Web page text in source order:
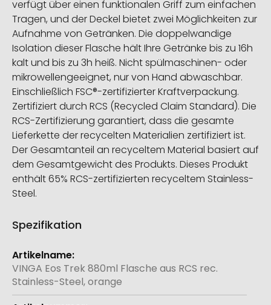
verfügt über einen funktionalen Griff zum einfachen
Tragen, und der Deckel bietet zwei Möglichkeiten zur
Aufnahme von Getränken. Die doppelwandige
Isolation dieser Flasche hält Ihre Getränke bis zu 16h
kalt und bis zu 3h heiß. Nicht spülmaschinen- oder
mikrowellengeeignet, nur von Hand abwaschbar.
Einschließlich FSC®-zertifizierter Kraftverpackung.
Zertifiziert durch RCS (Recycled Claim Standard). Die
RCS-Zertifizierung garantiert, dass die gesamte
Lieferkette der recycelten Materialien zertifiziert ist.
Der Gesamtanteil an recyceltem Material basiert auf
dem Gesamtgewicht des Produkts. Dieses Produkt
enthält 65% RCS-zertifizierten recyceltem Stainless-
Steel.
Spezifikation
Weitere
Informationen
VINGA Eos Trek 880ml Flasche aus RCS rec.
Stainless-Steel, orange